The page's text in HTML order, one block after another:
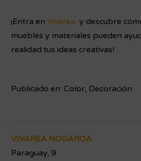
¡Entra enVivarea y descubre
muebles y materiales pueden
realidad tus ideas creativas!
Publicado en: Color, Decoración
Footer
VIVAREA NOGAROA
Paraguay, 9